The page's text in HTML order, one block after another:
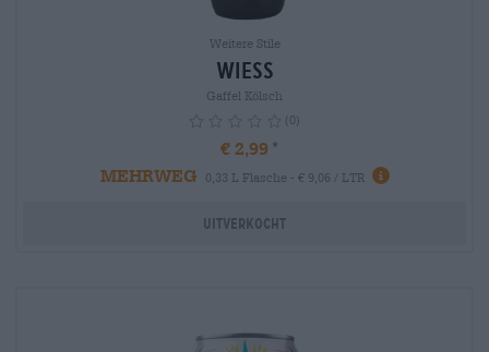
Weitere Stile
Wiess
Gaffel Kölsch
(0)
€ 2,99
MEHRWEG
0,33 L Flasche - € 9,06 / LTR info
Uitverkocht